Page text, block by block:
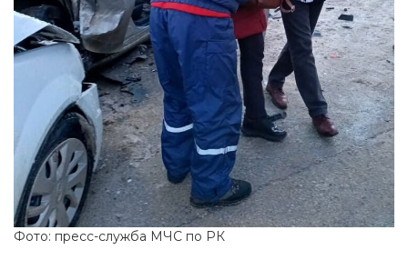
Фото: пресс-служба МЧС по РК